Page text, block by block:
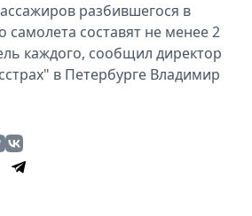
разбившегося в
самолета составят не менее 2
каждого, сообщил директор
в Петербурге Владимир